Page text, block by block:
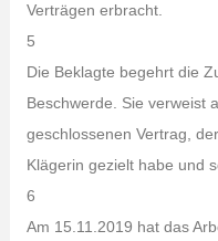
Verträgen erbracht.
5
Die Beklagte begehrt die
Beschwerde. Sie verweist
geschlossenen Vertrag,
Klägerin gezielt habe und
6
Am 15.11.2019 hat das